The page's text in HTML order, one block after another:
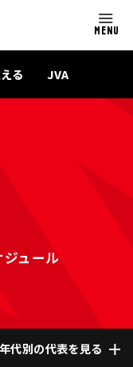
MENU
る JVA
ュール
年代別の代表を見る